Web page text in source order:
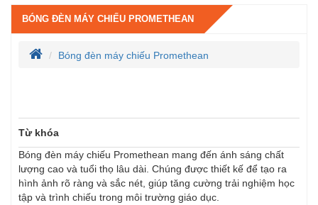
BÓNG ĐÈN MÁY CHIẾU PROMETHEAN
Bóng đèn máy chiếu Promethean
Từ khóa
Bóng đèn máy chiếu Promethean mang đến ánh sáng chất
lượng cao và tuổi thọ lâu dài. Chúng được thiết kế để tạo ra
hình ảnh rõ ràng và sắc nét, giúp tăng cường trải nghiệm học
tập và trình chiếu trong môi trường giáo dục.